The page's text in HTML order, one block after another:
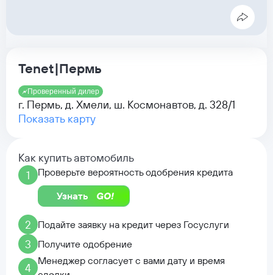
Tenet|Пермь
Проверенный дилер
г. Пермь, д. Хмели, ш. Космонавтов, д. 328/1
Показать карту
Как купить автомобиль
1
Проверьте вероятность одобрения кредита
Узнать
2 Подайте заявку на кредит через Госуслуги
3 Получите одобрение
4
Менеджер согласует с вами дату и время